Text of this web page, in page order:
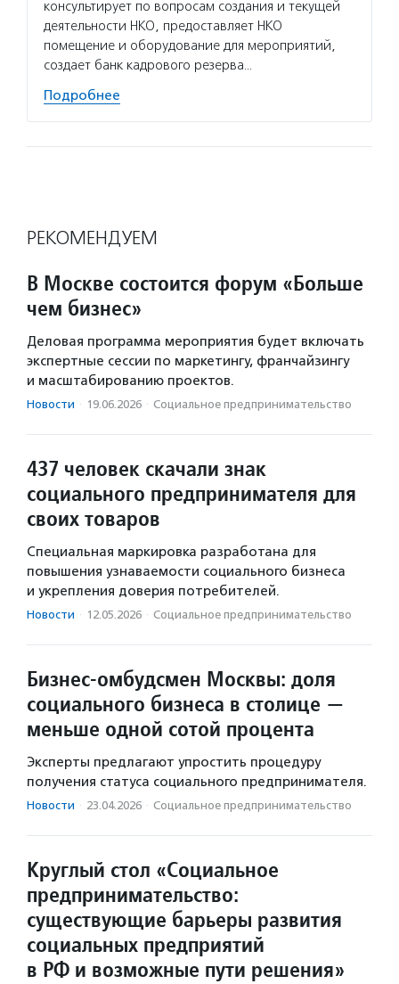
консультирует по вопросам создания и текущей
деятельности НКО, предоставляет НКО
помещение и оборудование для мероприятий,
создает банк кадрового резерва…
Подробнее
РЕКОМЕНДУЕМ
В Москве состоится форум «Больше
чем бизнес»
Деловая программа мероприятия будет включать
экспертные сессии по маркетингу, франчайзингу
и масштабированию проектов.
Новости · 19.06.2026 · Социальное предпри­нима­тель­ство
437 человек скачали знак
социального предпринимателя для
своих товаров
Специальная маркировка разработана для
повышения узнаваемости социального бизнеса
и укрепления доверия потребителей.
Новости · 12.05.2026 · Социальное предпри­нима­тель­ство
Бизнес-омбудсмен Москвы: доля
социального бизнеса в столице —
меньше одной сотой процента
Эксперты предлагают упростить процедуру
получения статуса социального предпринимателя.
Новости · 23.04.2026 · Социальное предпри­нима­тель­ство
Круглый стол «Социальное
предпринимательство:
существующие барьеры развития
социальных предприятий
в РФ и возможные пути решения»